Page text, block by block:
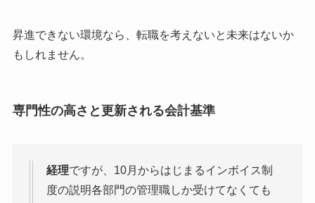
昇進できない環境なら、転職を考えないと未来はないか
もしれません。
専門性の高さと更新される会計基準
経理ですが、10月からはじまるインボイス制
度の説明各部門の管理職しか受けてなくても